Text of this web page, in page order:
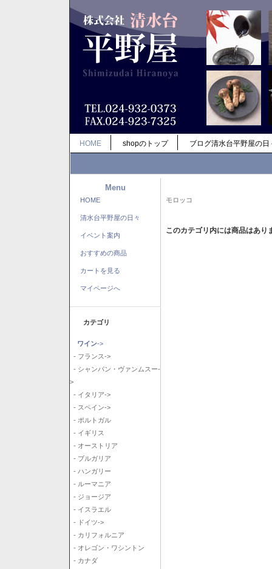
HOME shopのトップ ブログ清水台平野屋の日
Menu
HOME
清水台平野屋の日々
イベント案内
おすすめの商品
カートを見る
マイページへ
カテゴリ
ワイン->
- フランス->
- シャンパン・ヴァンムスー-
>
- イタリア->
- スペイン->
- ポルトガル
- イギリス
- オーストリア
- ブルガリア
- ハンガリー
- ルーマニア
- ジョージア
- イスラエル
- ドイツ->
- カリフォルニア
- オレゴン・ワシントン
- カナダ
モロッコ
このカテゴリ内には商品はあり